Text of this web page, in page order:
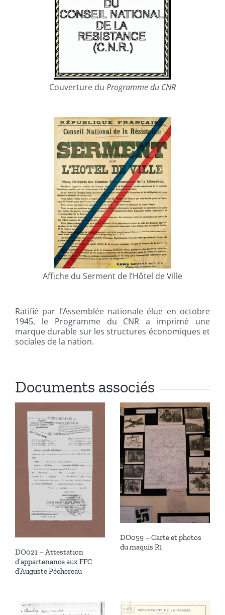
Couverture du Programme du CNR
Affiche du Serment de l’Hôtel de Ville
Ratifié par l’Assemblée nationale élue en octobre
1945, le Programme du CNR a imprimé une
marque durable sur les structures économiques et
sociales de la nation.
Documents associés
DO021 – Attestation
d’appartenance aux FFC
d’Auguste Péchereau
DO059 – Carte et photos
du maquis R1